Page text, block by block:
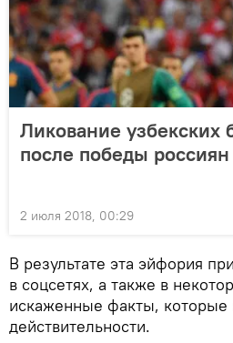
Ликование узбекских
после победы
2 июля 2018, 00:29
В результате эта эйфория
в соцсетях, а также в
искаженные факты, которые
действительности.